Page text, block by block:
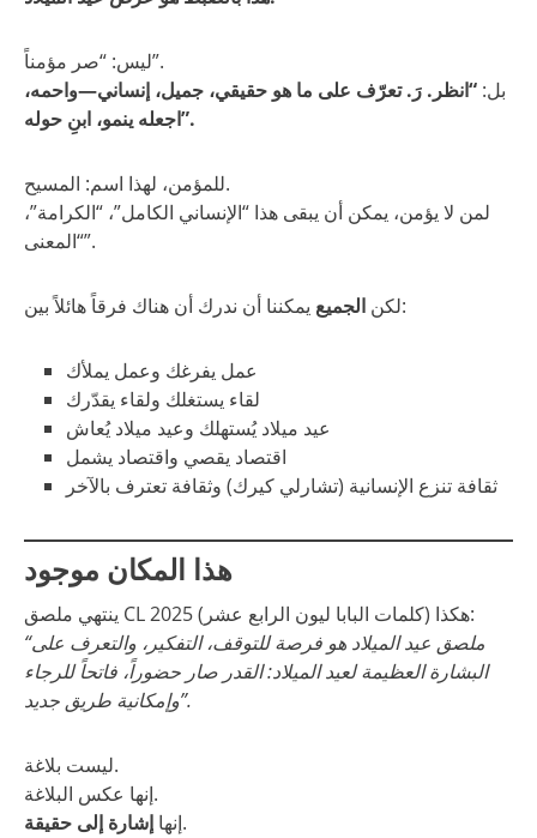
ليس: “صر مؤمناً”.
بل: “انظر. رَ. تعرّف على ما هو حقيقي، جميل، إنساني—واحمه،
اجعله ينمو، ابنِ حوله”.
للمؤمن، لهذا اسم: المسيح.
لمن لا يؤمن، يمكن أن يبقى هذا “الإنساني الكامل”، “الكرامة”،
“المعنى”.
لكن الجميع يمكننا أن ندرك أن هناك فرقاً هائلاً بين:
عمل يفرغك وعمل يملأك
لقاء يستغلك ولقاء يقدّرك
عيد ميلاد يُستهلك وعيد ميلاد يُعاش
اقتصاد يقصي واقتصاد يشمل
ثقافة تنزع الإنسانية (تشارلي كيرك) وثقافة تعترف بالآخر
هذا المكان موجود
ينتهي ملصق CL 2025 هكذا (كلمات البابا ليون الرابع عشر):
“ملصق عيد الميلاد هو فرصة للتوقف، التفكير، والتعرف على
البشارة العظيمة لعيد الميلاد: القدر صار حضوراً، فاتحاً للرجاء
وإمكانية طريق جديد”.
ليست بلاغة.
إنها عكس البلاغة.
إنها إشارة إلى حقيقة .